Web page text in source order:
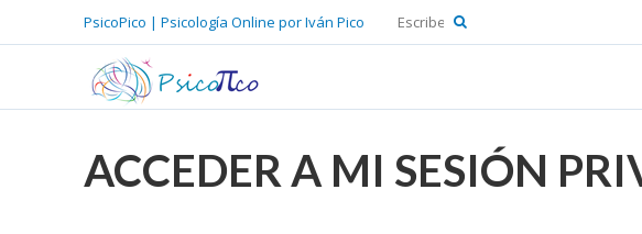
PsicoPico | Psicología Online por Iván Pico
ACCEDER A MI SESIÓN